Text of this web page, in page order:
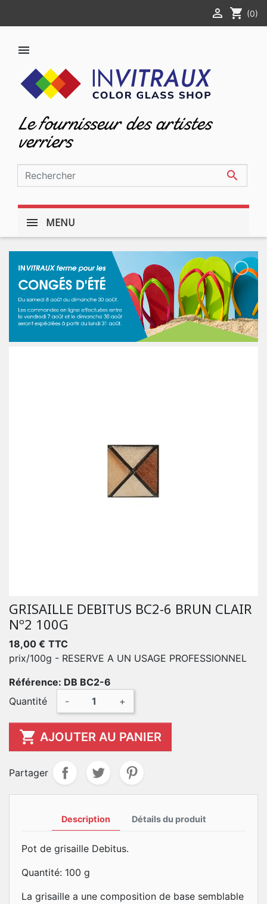
 shopping_cart (0)

Le fournisseur des artistes
verriers

MENU
GRISAILLE DEBITUS BC2-6 BRUN CLAIR
Nº2 100G
18,00 € TTC
prix/100g - RESERVE A UN USAGE PROFESSIONNEL
Référence: DB BC2-6
Quantité
- +
 AJOUTER AU PANIER
Partager
Description Détails du produit
Pot de grisaille Debitus.
Quantité: 100 g
La grisaille a une composition de base semblable